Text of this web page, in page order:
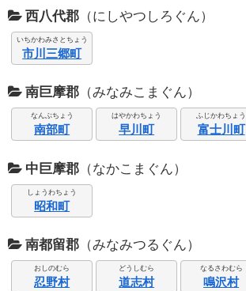
西八代郡 （にしやつしろぐん）
いちかわみさとちょう
市川三郷町
南巨摩郡 （みなみこまぐん）
なんぶちょう
南部町
はやかわちょう
早川町
ふじかわちょう
富士川町
中巨摩郡 （なかこまぐん）
しょうわちょう
昭和町
南都留郡 （みなみつるぐん）
おしのむら
忍野村
どうしむら
道志村
なるさわむら
鳴沢村